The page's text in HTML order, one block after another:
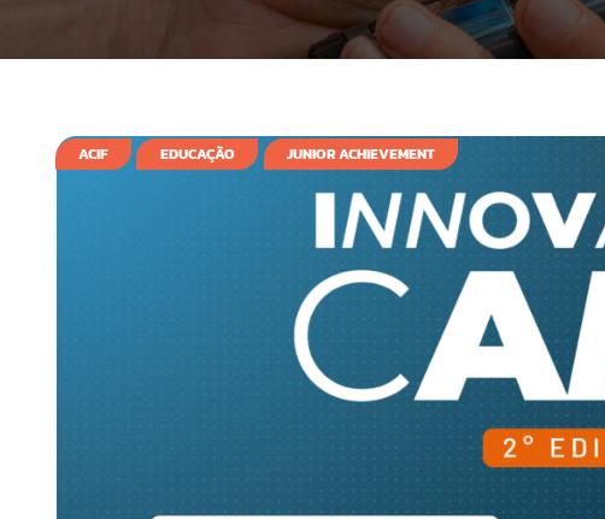
ACIF EDUCAÇÃO JUNIOR ACHIEVEMENT